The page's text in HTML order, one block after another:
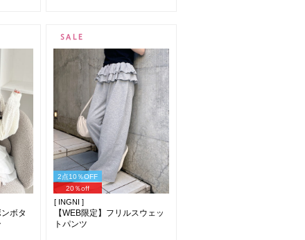
ボタ
2点10％OFF
20％off
[ INGNI ]
【WEB限定】フリルスウェッ
トパンツ